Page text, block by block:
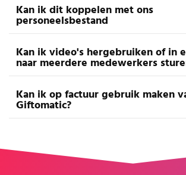
Kan ik dit koppelen met ons
personeelsbestand
Kan ik video's hergebruiken of in
naar meerdere medewerkers
Kan ik op factuur gebruik maken
Giftomatic?